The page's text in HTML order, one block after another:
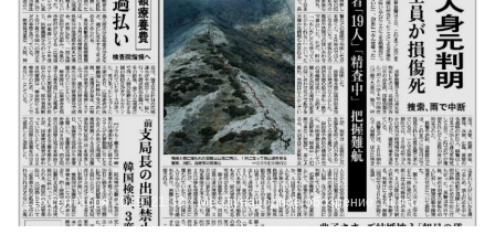
15 сентября 2019, 21:38 Международное обозрение Фото: